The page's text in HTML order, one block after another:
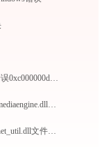
税控发票开票MainExecuteS.exe应用程序错误0xc000000d解决方法
摄像头驱动程序 打开Camera.exe找不到hhmediaengine.dll怎么办
航天信息防伪开票主程序 kp.exe提示缺少net_util.dll文件的解决办法